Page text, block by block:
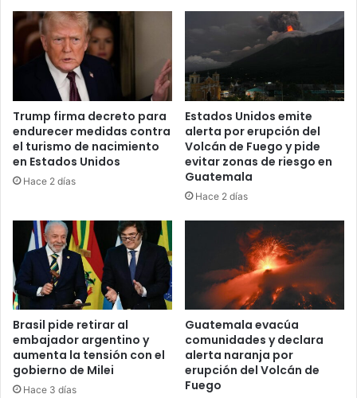
Trump firma decreto para
endurecer medidas contra
el turismo de nacimiento
en Estados Unidos
Hace 2 días
Estados Unidos emite
alerta por erupción del
Volcán de Fuego y pide
evitar zonas de riesgo en
Guatemala
Hace 2 días
Brasil pide retirar al
embajador argentino y
aumenta la tensión con el
gobierno de Milei
Hace 3 días
Guatemala evacúa
comunidades y declara
alerta naranja por
erupción del Volcán de
Fuego